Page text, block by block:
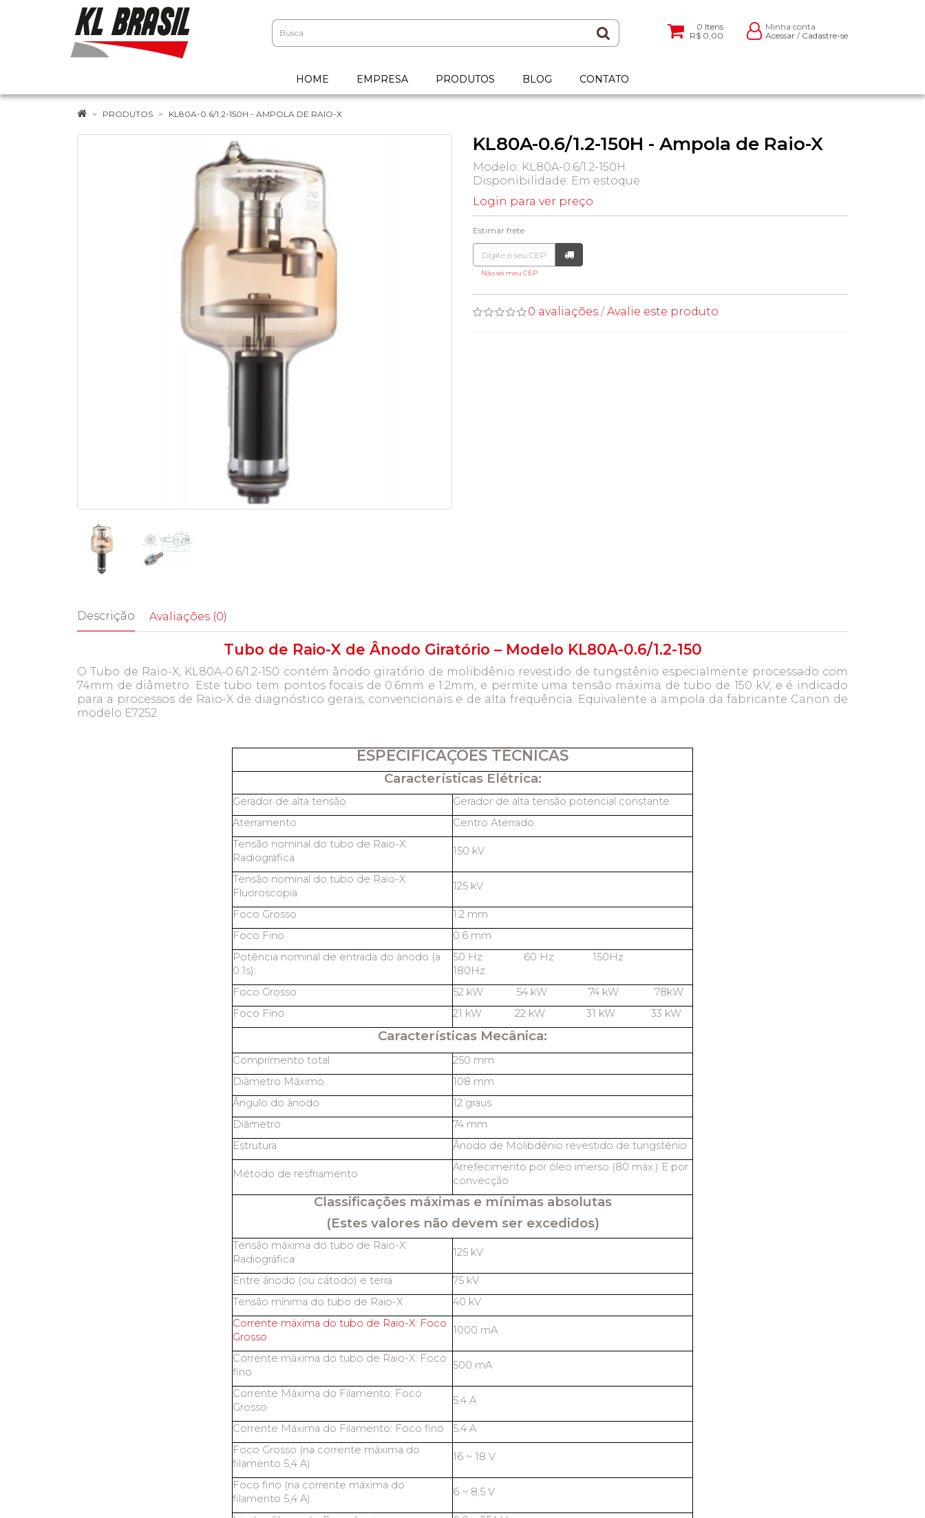
0 Itens
R$ 0,00
Minha conta
Acessar / Cadastre-se
HOME EMPRESA PRODUTOS BLOG CONTATO
PRODUTOS KL80A-0.6/1.2-150H - AMPOLA DE RAIO-X
KL80A-0.6/1.2-150H - Ampola de Raio-X
Modelo: KL80A-0.6/1.2-150H
Disponibilidade: Em estoque
Login para ver preço
Estimar frete
Não sei meu CEP
0 avaliações / Avalie este produto
Descrição Avaliações (0)
Tubo de Raio-X de Ânodo Giratório – Modelo KL80A-0.6/1.2-150
O Tubo de Raio-X, KL80A-0.6/1.2-150 contém ânodo giratório de molibdênio revestido de tungstênio especialmente processado com
74mm de diâmetro. Este tubo tem pontos focais de 0.6mm e 1.2mm, e permite uma tensão máxima de tubo de 150 kV, e é indicado
para a processos de Raio-X de diagnóstico gerais, convencionais e de alta frequência. Equivalente a ampola da fabricante Canon de
modelo E7252.
ESPECIFICAÇÕES TÉCNICAS
Características Elétrica:
Gerador de alta tensão
Gerador de alta tensão potencial constante
Aterramento
Centro Aterrado
Tensão nominal do tubo de Raio-X:
Radiográfica
150 kV
Tensão nominal do tubo de Raio-X:
Fluoroscopia
125 kV
Foco Grosso
1.2 mm
Foco Fino
0.6 mm
Potência nominal de entrada do ânodo (a
0.1s):
50 Hz 60 Hz 150Hz
180Hz
Foco Grosso
52 kW 54 kW 74 kW 78kW
Foco Fino
21 kW 22 kW 31 kW 33 kW
Características Mecânica:
Comprimento total
250 mm
Diâmetro Máximo
108 mm
Ângulo do ânodo
12 graus
Diâmetro
74 mm
Estrutura
Ânodo de Molibdênio revestido de tungstênio
Método de resfriamento
Arrefecimento por óleo imerso (80 máx.) E por
convecção
Classificações máximas e mínimas absolutas
(Estes valores não devem ser excedidos)
Tensão máxima do tubo de Raio-X:
Radiográfica
125 kV
Entre ânodo (ou cátodo) e terra
75 kV
Tensão mínima do tubo de Raio-X
40 kV
Corrente máxima do tubo de Raio-X: Foco
Grosso
1000 mA
Corrente máxima do tubo de Raio-X: Foco
fino
500 mA
Corrente Máxima do Filamento: Foco
Grosso
5.4 A
Corrente Máxima do Filamento: Foco fino
5.4 A
Foco Grosso (na corrente máxima do
filamento 5,4 A)
16 ~ 18 V
Foco fino (na corrente máxima do
filamento 5,4 A)
6 ~ 8,5 V